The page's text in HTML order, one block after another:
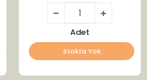
Adet
Stokta Yok